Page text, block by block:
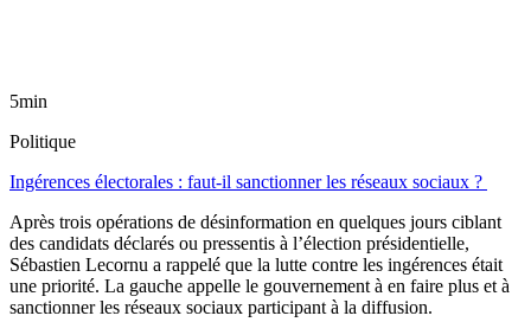
5min
Politique
Ingérences électorales : faut-il sanctionner les réseaux sociaux ?
Après trois opérations de désinformation en quelques jours ciblant
des candidats déclarés ou pressentis à l’élection présidentielle,
Sébastien Lecornu a rappelé que la lutte contre les ingérences était
une priorité. La gauche appelle le gouvernement à en faire plus et à
sanctionner les réseaux sociaux participant à la diffusion.